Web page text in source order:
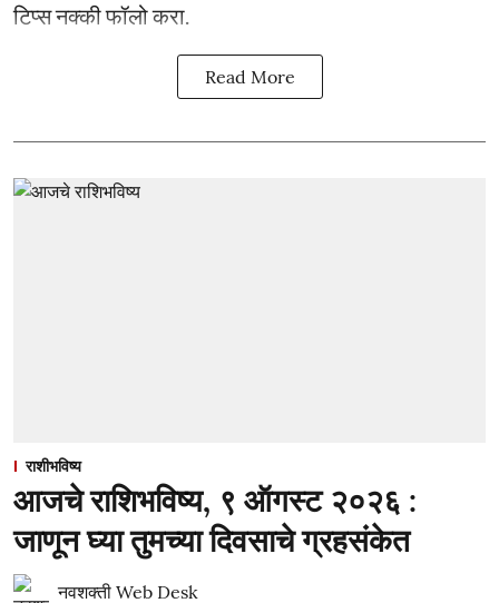
टिप्स नक्की फॉलो करा.
Read More
राशीभविष्य
आजचे राशिभविष्य, ९ ऑगस्ट २०२६ :
जाणून घ्या तुमच्या दिवसाचे ग्रहसंकेत
नवशक्ती Web Desk